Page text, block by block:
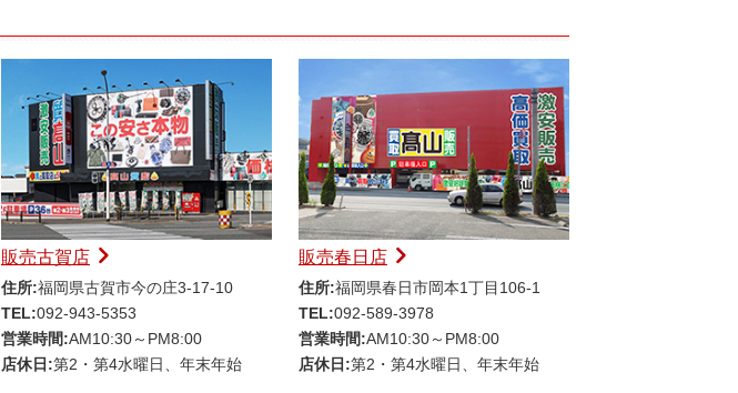
販売古賀店
住所:福岡県古賀市今の庄3-17-10
TEL:092-943-5353
営業時間:AM10:30～PM8:00
店休日:第2・第4水曜日、年末年始
販売春日店
住所:福岡県春日市岡本1丁目106-1
TEL:092-589-3978
営業時間:AM10:30～PM8:00
店休日:第2・第4水曜日、年末年始